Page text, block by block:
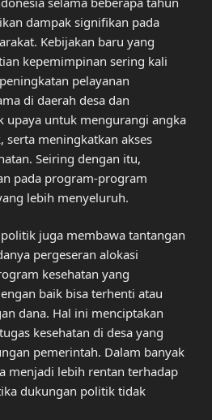
dampak signifikan pada
Kebijakan baru yang
kepemimpinan sering kali
pelayanan
di daerah desa dan
upaya untuk mengurangi angka
serta meningkatkan akses
Seiring dengan itu,
pada program-program
lebih menyeluruh.
juga membawa tantangan
pergeseran alokasi
kesehatan yang
baik bisa terhenti atau
dana. Hal ini menciptakan
kesehatan di desa yang
pemerintah. Dalam banyak
menjadi lebih rentan terhadap
dukungan politik tidak